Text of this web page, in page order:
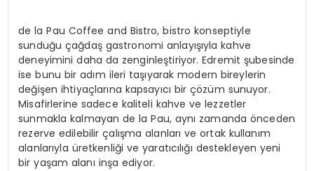
de la Pau Coffee and Bistro, bistro konseptiyle
sunduğu çağdaş gastronomi anlayışıyla kahve
deneyimini daha da zenginleştiriyor. Edremit şubesinde
ise bunu bir adım ileri taşıyarak modern bireylerin
değişen ihtiyaçlarına kapsayıcı bir çözüm sunuyor.
Misafirlerine sadece kaliteli kahve ve lezzetler
sunmakla kalmayan de la Pau, aynı zamanda önceden
rezerve edilebilir çalışma alanları ve ortak kullanım
alanlarıyla üretkenliği ve yaratıcılığı destekleyen yeni
bir yaşam alanı inşa ediyor.